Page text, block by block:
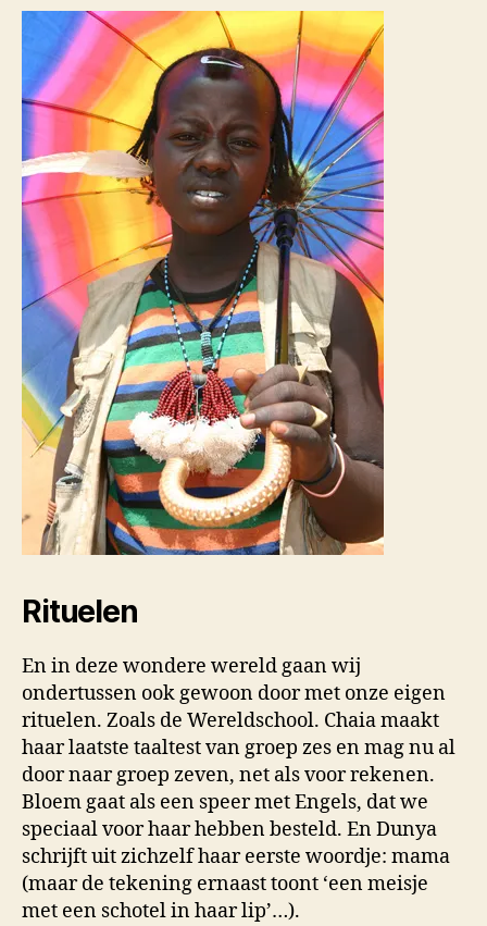
Rituelen
En in deze wondere wereld gaan wij
ondertussen ook gewoon door met onze eigen
rituelen. Zoals de Wereldschool. Chaia maakt
haar laatste taaltest van groep zes en mag nu al
door naar groep zeven, net als voor rekenen.
Bloem gaat als een speer met Engels, dat we
speciaal voor haar hebben besteld. En Dunya
schrijft uit zichzelf haar eerste woordje: mama
(maar de tekening ernaast toont ‘een meisje
met een schotel in haar lip’…).